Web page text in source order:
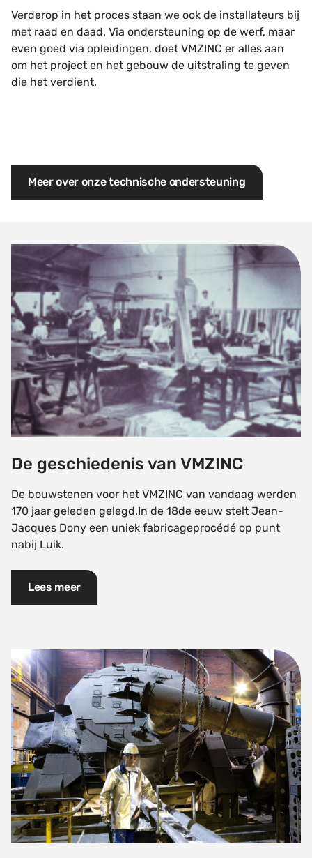
Verderop in het proces staan we ook de installateurs bij
met raad en daad. Via ondersteuning op de werf, maar
even goed via opleidingen, doet VMZINC er alles aan
om het project en het gebouw de uitstraling te geven
die het verdient.
Meer over onze technische ondersteuning
De geschiedenis van VMZINC
De geschiedenis van VMZINC
De bouwstenen voor het VMZINC van vandaag werden
170 jaar geleden gelegd.In de 18de eeuw stelt Jean-
Jacques Dony een uniek fabricageprocédé op punt
nabij Luik.
Lees meer
Hoe wordt zink gemaakt?